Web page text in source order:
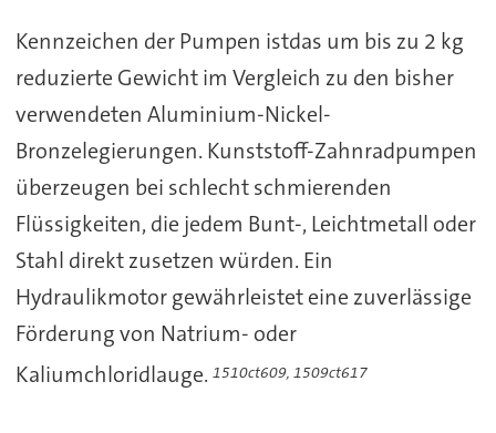
Kennzeichen der Pumpen istdas um bis zu 2 kg
reduzierte Gewicht im Vergleich zu den bisher
verwendeten Aluminium-Nickel-
Bronzelegierungen. Kunststoff-Zahnradpumpen
überzeugen bei schlecht schmierenden
Flüssigkeiten, die jedem Bunt-, Leichtmetall oder
Stahl direkt zusetzen würden. Ein
Hydraulikmotor gewährleistet eine zuverlässige
Förderung von Natrium- oder
Kaliumchloridlauge. 1510ct609, 1509ct617